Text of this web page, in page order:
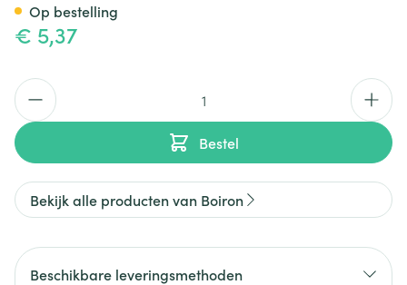
€ 5,37
Aantal
Bestel
Op bestelling
Bekijk alle producten van Boiron
Beschikbare leveringsmethoden